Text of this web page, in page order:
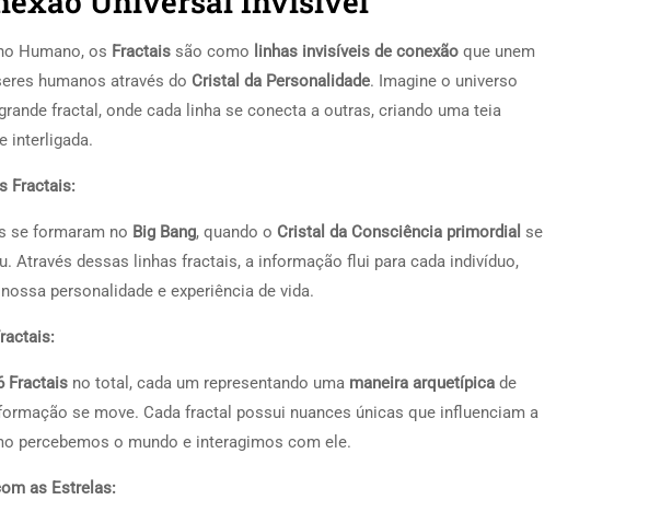
Humano, os Fractais são como linhas invisíveis de conexão que unem
humanos através do Cristal da Personalidade. Imagine o universo
fractal, onde cada linha se conecta a outras, criando uma teia
interligada.
Fractais:
se formaram no Big Bang, quando o Cristal da Consciência primordial se
Através dessas linhas fractais, a informação flui para cada indivíduo,
personalidade e experiência de vida.
Fractais no total, cada um representando uma maneira arquetípica de
se move. Cada fractal possui nuances únicas que influenciam a
percebemos o mundo e interagimos com ele.
as Estrelas: